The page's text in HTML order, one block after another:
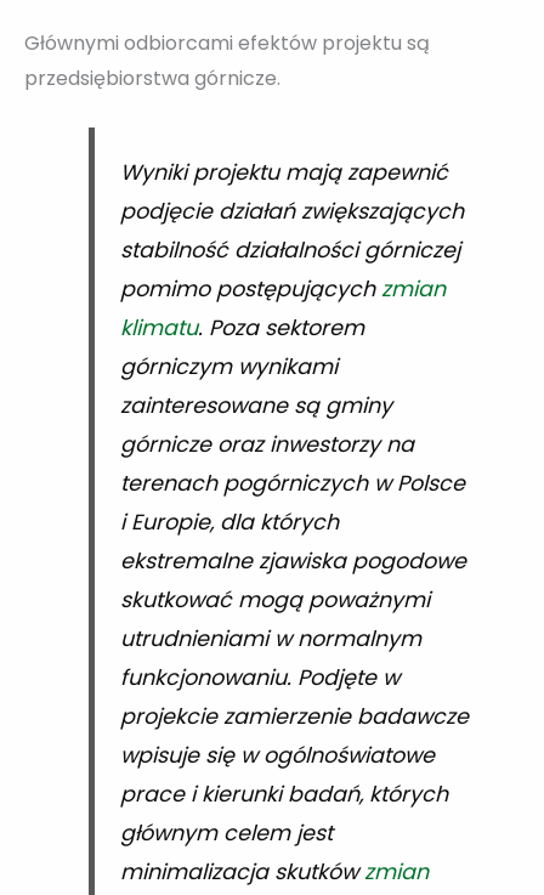
Głównymi odbiorcami efektów projektu są
przedsiębiorstwa górnicze.
Wyniki projektu mają zapewnić
podjęcie działań zwiększających
stabilność działalności górniczej
pomimo postępującychzmian
klimatu. Poza sektorem
górniczym wynikami
zainteresowane są gminy
górnicze oraz inwestorzy na
terenach pogórniczych w Polsce
i Europie, dla których
ekstremalne zjawiska pogodowe
skutkować mogą poważnymi
utrudnieniami w normalnym
funkcjonowaniu. Podjęte w
projekcie zamierzenie badawcze
wpisuje się w ogólnoświatowe
prace i kierunki badań, których
głównym celem jest
minimalizacja skutkówzmian